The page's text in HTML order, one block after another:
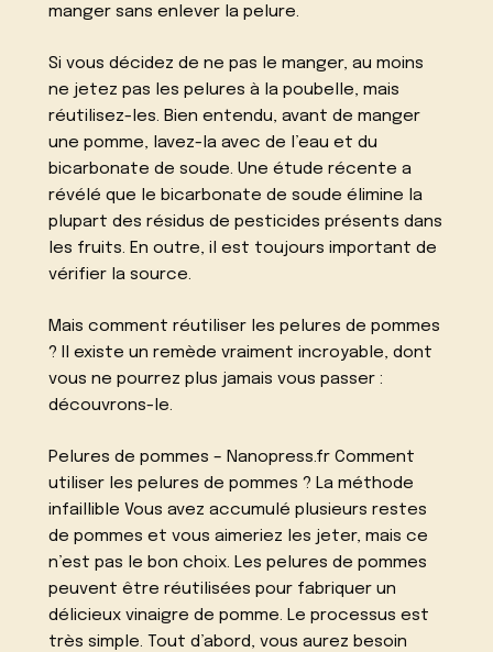
manger sans enlever la pelure.
Si vous décidez de ne pas le manger, au moins
ne jetez pas les pelures à la poubelle, mais
réutilisez-les. Bien entendu, avant de manger
une pomme, lavez-la avec de l’eau et du
bicarbonate de soude. Une étude récente a
révélé que le bicarbonate de soude élimine la
plupart des résidus de pesticides présents dans
les fruits. En outre, il est toujours important de
vérifier la source.
Mais comment réutiliser les pelures de pommes
? Il existe un remède vraiment incroyable, dont
vous ne pourrez plus jamais vous passer :
découvrons-le.
Pelures de pommes – Nanopress.fr Comment
utiliser les pelures de pommes ? La méthode
infaillible Vous avez accumulé plusieurs restes
de pommes et vous aimeriez les jeter, mais ce
n’est pas le bon choix. Les pelures de pommes
peuvent être réutilisées pour fabriquer un
délicieux vinaigre de pomme. Le processus est
très simple. Tout d’abord, vous aurez besoin